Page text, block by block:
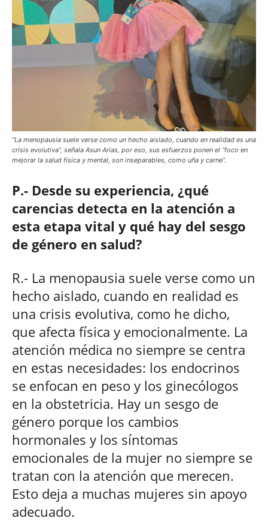
“La menopausia suele verse como un hecho aislado, cuando en realidad es una
crisis evolutiva”, señala Asun Arias, por eso, sus esfuerzos ponen el “foco en
mejorar la salud física y mental, son inseparables, como uña y carne”.
P.- Desde su experiencia, ¿qué
carencias detecta en la atención a
esta etapa vital y qué hay del sesgo
de género en salud?
R.- La menopausia suele verse como un
hecho aislado, cuando en realidad es
una crisis evolutiva, como he dicho,
que afecta física y emocionalmente. La
atención médica no siempre se centra
en estas necesidades: los endocrinos
se enfocan en peso y los ginecólogos
en la obstetricia. Hay un sesgo de
género porque los cambios
hormonales y los síntomas
emocionales de la mujer no siempre se
tratan con la atención que merecen.
Esto deja a muchas mujeres sin apoyo
adecuado.